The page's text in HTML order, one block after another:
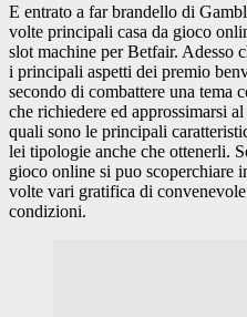
E entrato a far brandello di
volte principali casa da gioco
slot machine per Betfair. Adesso
i principali aspetti dei premio
secondo di combattere una tema
che richiedere ed approssimarsi
quali sono le principali
lei tipologie anche che ottenerli.
gioco online si puo scoperchiare
volte vari gratifica di
condizioni.